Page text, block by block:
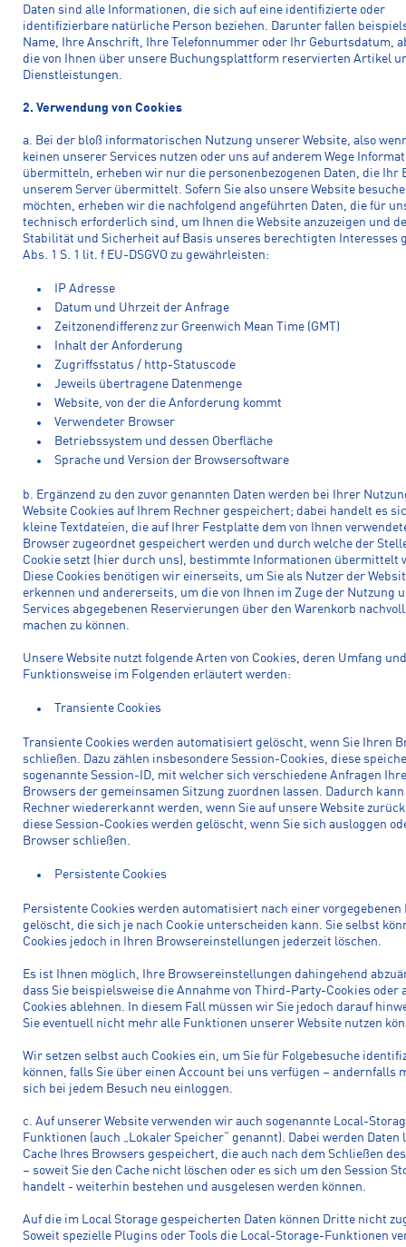
Daten sind alle Informationen, die sich auf eine identifizierte oder
identifizierbare natürliche Person beziehen. Darunter fallen
Name, Ihre Anschrift, Ihre Telefonnummer oder Ihr Geburtsdatum,
die von Ihnen über unsere Buchungsplattform reservierten Artikel
Dienstleistungen.
2. Verwendung von Cookies
a. Bei der bloß informatorischen Nutzung unserer Website, also
keinen unserer Services nutzen oder uns auf anderem Wege
übermitteln, erheben wir nur die personenbezogenen Daten, die Ihr
unserem Server übermittelt. Sofern Sie also unsere Website
möchten, erheben wir die nachfolgend angeführten Daten, die für
technisch erforderlich sind, um Ihnen die Website anzuzeigen und
Stabilität und Sicherheit auf Basis unseres berechtigten Interesses
Abs. 1 S. 1 lit. f EU-DSGVO zu gewährleisten:
IP Adresse
Datum und Uhrzeit der Anfrage
Zeitzonendifferenz zur Greenwich Mean Time (GMT)
Inhalt der Anforderung
Zugriffsstatus / http-Statuscode
Jeweils übertragene Datenmenge
Website, von der die Anforderung kommt
Verwendeter Browser
Betriebssystem und dessen Oberfläche
Sprache und Version der Browsersoftware
b. Ergänzend zu den zuvor genannten Daten werden bei Ihrer
Website Cookies auf Ihrem Rechner gespeichert; dabei handelt es
kleine Textdateien, die auf Ihrer Festplatte dem von Ihnen
Browser zugeordnet gespeichert werden und durch welche der
Cookie setzt (hier durch uns), bestimmte Informationen übermittelt
Diese Cookies benötigen wir einerseits, um Sie als Nutzer der
erkennen und andererseits, um die von Ihnen im Zuge der Nutzung
Services abgegebenen Reservierungen über den Warenkorb
machen zu können.
Unsere Website nutzt folgende Arten von Cookies, deren Umfang und
Funktionsweise im Folgenden erläutert werden:
Transiente Cookies
Transiente Cookies werden automatisiert gelöscht, wenn Sie Ihren
schließen. Dazu zählen insbesondere Session-Cookies, diese
sogenannte Session-ID, mit welcher sich verschiedene Anfragen
Browsers der gemeinsamen Sitzung zuordnen lassen. Dadurch
Rechner wiedererkannt werden, wenn Sie auf unsere Website
diese Session-Cookies werden gelöscht, wenn Sie sich ausloggen
Browser schließen.
Persistente Cookies
Persistente Cookies werden automatisiert nach einer vorgegebenen
gelöscht, die sich je nach Cookie unterscheiden kann. Sie selbst
Cookies jedoch in Ihren Browsereinstellungen jederzeit löschen.
Es ist Ihnen möglich, Ihre Browsereinstellungen dahingehend
dass Sie beispielsweise die Annahme von Third-Party-Cookies oder
Cookies ablehnen. In diesem Fall müssen wir Sie jedoch darauf
Sie eventuell nicht mehr alle Funktionen unserer Website nutzen
Wir setzen selbst auch Cookies ein, um Sie für Folgebesuche
können, falls Sie über einen Account bei uns verfügen – andernfalls
sich bei jedem Besuch neu einloggen.
c. Auf unserer Website verwenden wir auch sogenannte Local-
Funktionen (auch „Lokaler Speicher“ genannt). Dabei werden Daten
Cache Ihres Browsers gespeichert, die auch nach dem Schließen
– soweit Sie den Cache nicht löschen oder es sich um den Session
handelt - weiterhin bestehen und ausgelesen werden können.
Auf die im Local Storage gespeicherten Daten können Dritte nicht
Soweit spezielle Plugins oder Tools die Local-Storage-Funktionen